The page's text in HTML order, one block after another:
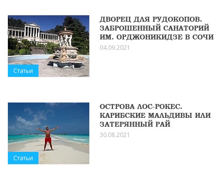
Статьи
ДВОРЕЦ ДЛЯ РУДОКОПОВ.
ЗАБРОШЕННЫЙ САНАТОРИЙ
ИМ. ОРДЖОНИКИДЗЕ В СОЧИ
04.09.2021
Статьи
ОСТРОВА ЛОС-РОКЕС.
КАРИБСКИЕ МАЛЬДИВЫ ИЛИ
ЗАТЕРЯННЫЙ РАЙ
30.08.2021